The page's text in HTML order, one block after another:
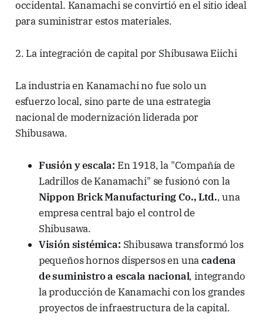
occidental. Kanamachi se convirtió en el sitio ideal
para suministrar estos materiales.
2. La integración de capital por Shibusawa Eiichi
La industria en Kanamachi no fue solo un
esfuerzo local, sino parte de una estrategia
nacional de modernización liderada por
Shibusawa.
Fusión y escala: En 1918, la "Compañía de
Ladrillos de Kanamachi" se fusionó con la
Nippon Brick Manufacturing Co., Ltd., una
empresa central bajo el control de
Shibusawa.
Visión sistémica: Shibusawa transformó los
pequeños hornos dispersos en unacadena
de suministro a escala nacional, integrando
la producción de Kanamachi con los grandes
proyectos de infraestructura de la capital.